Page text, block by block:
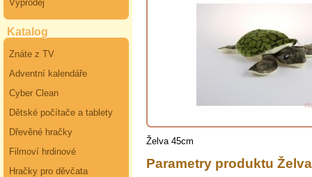
Výprodej
Katalog
Znáte z TV
Adventní kalendáře
Cyber Clean
Dětské počítače a tablety
Dřevěné hračky
Filmoví hrdinové
Hračky pro děvčata
Želva 45cm
Parametry produktu